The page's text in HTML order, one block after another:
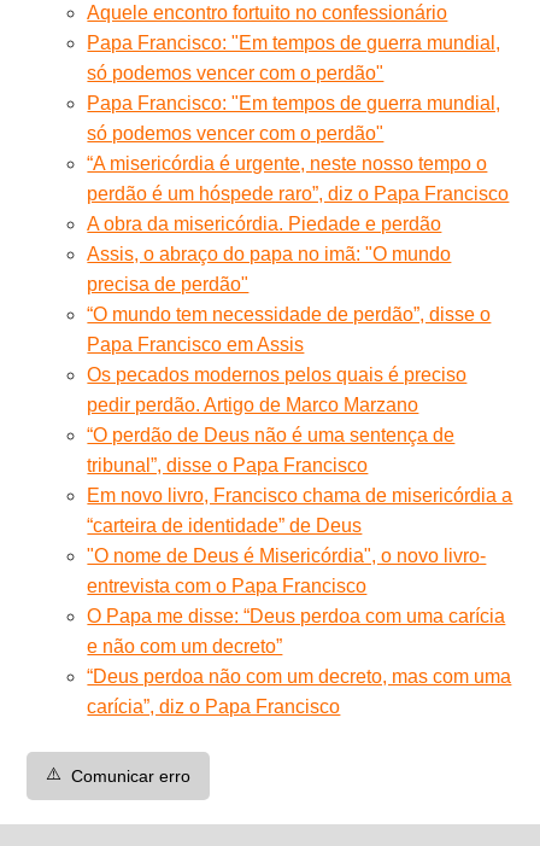
Aquele encontro fortuito no confessionário
Papa Francisco: "Em tempos de guerra mundial,
só podemos vencer com o perdão"
Papa Francisco: "Em tempos de guerra mundial,
só podemos vencer com o perdão"
“A misericórdia é urgente, neste nosso tempo o
perdão é um hóspede raro”, diz o Papa Francisco
A obra da misericórdia. Piedade e perdão
Assis, o abraço do papa no imã: "O mundo
precisa de perdão"
“O mundo tem necessidade de perdão”, disse o
Papa Francisco em Assis
Os pecados modernos pelos quais é preciso
pedir perdão. Artigo de Marco Marzano
“O perdão de Deus não é uma sentença de
tribunal”, disse o Papa Francisco
Em novo livro, Francisco chama de misericórdia a
“carteira de identidade” de Deus
"O nome de Deus é Misericórdia", o novo livro-
entrevista com o Papa Francisco
O Papa me disse: “Deus perdoa com uma carícia
e não com um decreto”
“Deus perdoa não com um decreto, mas com uma
carícia”, diz o Papa Francisco
⚠️ Comunicar erro